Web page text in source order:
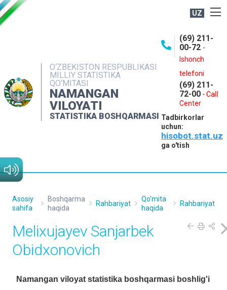
UZ
O‘ZBEKISTON RESPUBLIKASI
MILLIY STATISTIKA
QO‘MITASI
NAMANGAN
VILOYATI
STATISTIKA BOSHQARMASI
(69) 211-
00-72 -
Ishonch
telefoni
(69) 211-
72-00 - Call
Center
Tadbirkorlar
uchun:
hisobot.stat.uz
ga o'tish
NASHRLAR
INTERAKTIV XIZMATLAR
MATBUOT XIZMATI
MUROJAATLAR
Asosiy
sahifa
Boshqarma
haqida
Rahbariyat
Qo'mita
haqida
Rahbariyat
Melixujayev Sanjarbek
Obidxonovich
Namangan viloyat statistika boshqarmasi boshlig'i